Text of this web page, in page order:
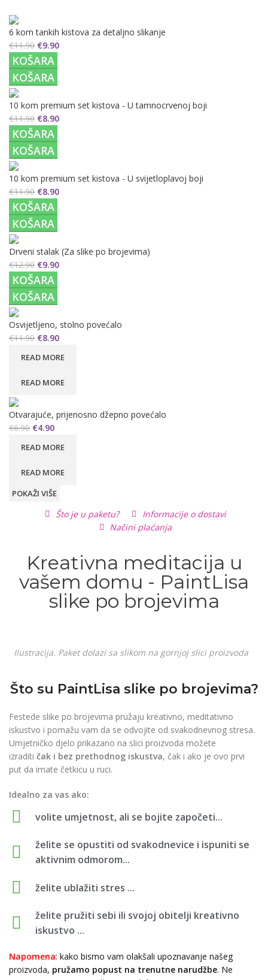
6 kom tankih kistova za detaljno slikanje
€11.90 €9.90
KOŠARA
KOŠARA
10 kom premium set kistova - U tamnocrvenoj boji
€11.90 €8.90
KOŠARA
KOŠARA
10 kom premium set kistova - U svijetloplavoj boji
€11.90 €8.90
KOŠARA
KOŠARA
Drveni stalak (Za slike po brojevima)
€12.90 €9.90
KOŠARA
KOŠARA
Osvijetljeno, stolno povećalo
€11.90 €8.90
READ MORE
READ MORE
Otvarajuće, prijenosno džepno povećalo
€6.90 €4.90
READ MORE
READ MORE
POKAŽI VIŠE
Što je u paketu?
Informacije o dostavi
Načini plaćanja
Kreativna meditacija u
vašem domu - PaintLisa
slike po brojevima
Ilustracija. Paket dolazi sa slikom na gornjoj slici proizvoda
Što su PaintLisa slike po brojevima?
Festede slike po brojevima pružaju kreativno, meditativno
iskustvo i pomažu vam da se odvojite od svakodnevnog stresa.
Umjetničko djelo prikazano na slici proizvoda možete
izraditi čak i bez prethodnog iskustva, čak i ako je ovo prvi
put da imate četkicu u ruci.
Idealno za vas ako:
volite umjetnost, ali se bojite započeti...
želite se opustiti od svakodnevice i ispuniti se
aktivnim odmorom...
želite ublažiti stres ...
želite pružiti sebi ili svojoj obitelji kreativno
iskustvo ...
Napomena: kako bismo vam olakšali upoznavanje našeg
proizvoda, pružamo popust na trenutne narudžbe. Ne